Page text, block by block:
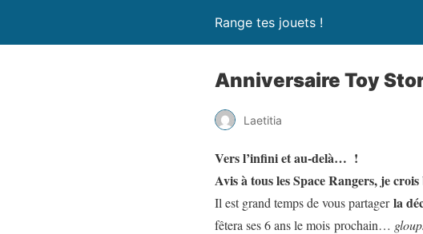
Range tes jouets !
Anniversaire Toy
Laetitia
Vers l’infini et au-delà… !
Avis à tous les Space Rangers, je
Il est grand temps de vous partagerla
fêtera ses 6 ans le mois prochain…